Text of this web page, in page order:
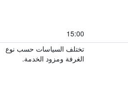
15:00
تختلف السياسات حسب نوع
الغرفة ومزود الخدمة.